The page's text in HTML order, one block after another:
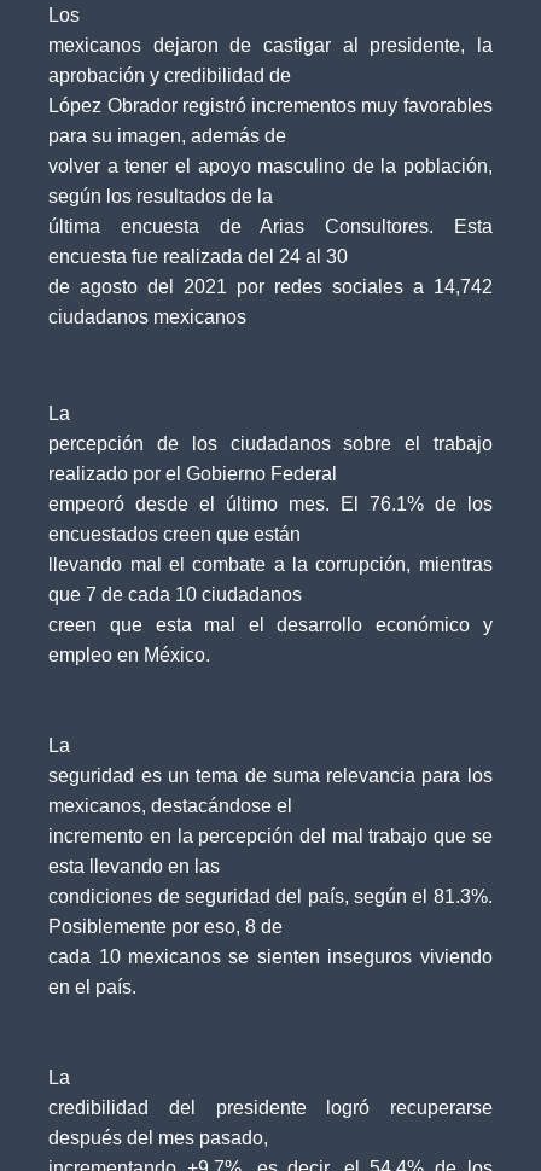
Los
mexicanos dejaron de castigar al presidente, la
aprobación y credibilidad de
López Obrador registró incrementos muy favorables
para su imagen, además de
volver a tener el apoyo masculino de la población,
según los resultados de la
última encuesta de Arias Consultores. Esta
encuesta fue realizada del 24 al 30
de agosto del 2021 por redes sociales a 14,742
ciudadanos mexicanos
La
percepción de los ciudadanos sobre el trabajo
realizado por el Gobierno Federal
empeoró desde el último mes. El 76.1% de los
encuestados creen que están
llevando mal el combate a la corrupción, mientras
que 7 de cada 10 ciudadanos
creen que esta mal el desarrollo económico y
empleo en México.
La
seguridad es un tema de suma relevancia para los
mexicanos, destacándose el
incremento en la percepción del mal trabajo que se
esta llevando en las
condiciones de seguridad del país, según el 81.3%.
Posiblemente por eso, 8 de
cada 10 mexicanos se sienten inseguros viviendo
en el país.
La
credibilidad del presidente logró recuperarse
después del mes pasado,